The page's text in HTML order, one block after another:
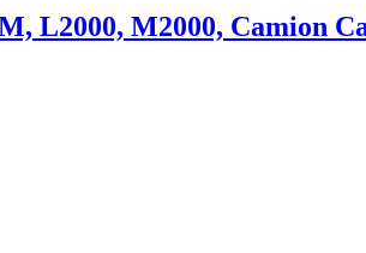
L2000, M2000, Camion